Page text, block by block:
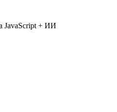
JavaScript + ИИ